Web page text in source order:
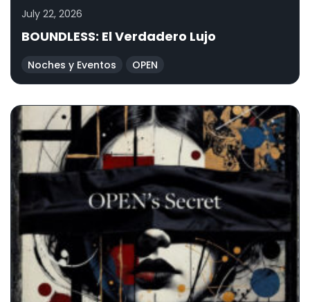
July 22, 2026
BOUNDLESS: El Verdadero Lujo
Noches y Eventos OPEN